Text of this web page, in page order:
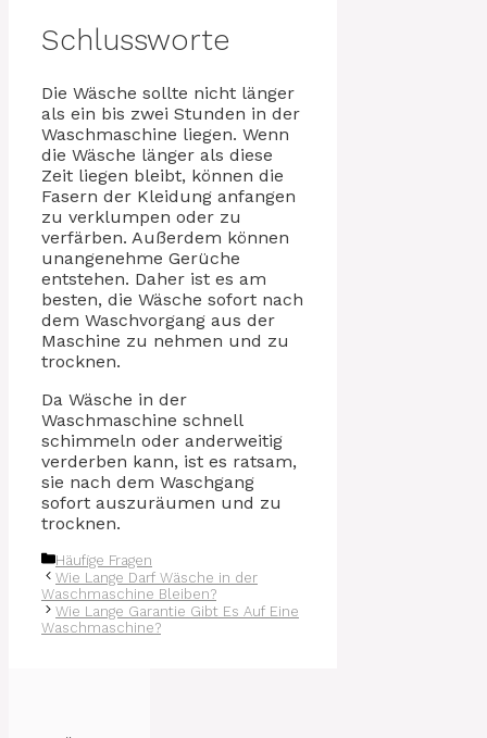
Schlussworte
Die Wäsche sollte nicht länger
als ein bis zwei Stunden in der
Waschmaschine liegen. Wenn
die Wäsche länger als diese
Zeit liegen bleibt, können die
Fasern der Kleidung anfangen
zu verklumpen oder zu
verfärben. Außerdem können
unangenehme Gerüche
entstehen. Daher ist es am
besten, die Wäsche sofort nach
dem Waschvorgang aus der
Maschine zu nehmen und zu
trocknen.
Da Wäsche in der
Waschmaschine schnell
schimmeln oder anderweitig
verderben kann, ist es ratsam,
sie nach dem Waschgang
sofort auszuräumen und zu
trocknen.
Kategorien
Häufige Fragen
Wie Lange Darf Wäsche in der
Waschmaschine Bleiben?
Wie Lange Garantie Gibt Es Auf Eine
Waschmaschine?